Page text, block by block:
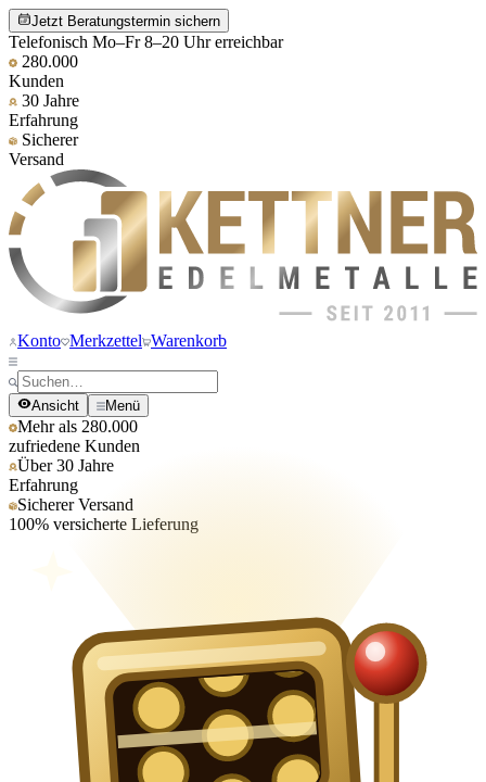
Jetzt Beratungstermin sichern
Telefonisch Mo–Fr 8–20 Uhr erreichbar
280.000
Kunden
30 Jahre
Erfahrung
Sicherer
Versand
Konto Merkzettel Warenkorb
Ansicht Menü
Mehr als 280.000
zufriedene Kunden
Über 30 Jahre
Erfahrung
Sicherer Versand
100% versicherte Lieferung